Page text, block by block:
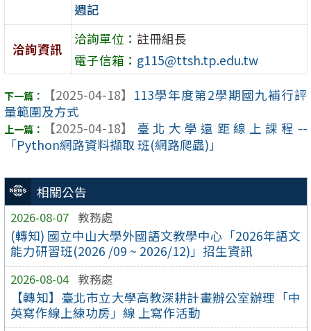
相關公告
2026-08-07 教務處
(轉知) 國立中山大學外國語文教學中心「2026年語文
能力研習班(2026 /09 ~ 2026/12)」招生資訊
2026-08-04 教務處
【轉知】臺北市立大學高教深耕計畫辦公室辦理「中
英寫作線上練功房」線 上寫作活動
週記
洽詢資訊
洽詢單位： 註冊組長
電子信箱： g115@ttsh.tp.edu.tw
【2025-04-18】 113學年度第2學期國九補行評
量範圍及方式
【2025-04-18】
臺北大學遠距線上課程--
「Python網路資料擷取 班(網路爬蟲)」